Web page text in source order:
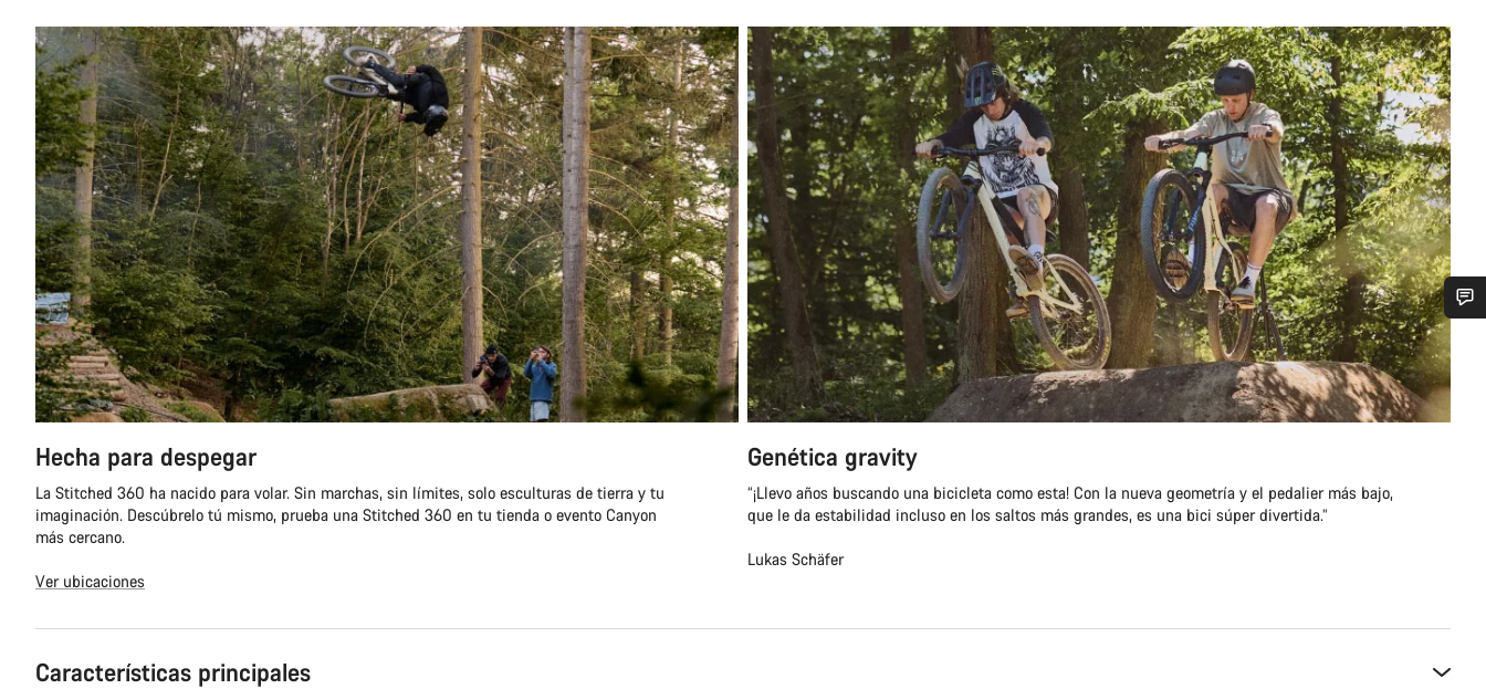
Hecha para despegar
La Stitched 360 ha nacido para volar. Sin marchas, sin límites, solo esculturas de tierra y tu
imaginación. Descúbrelo tú mismo, prueba una Stitched 360 en tu tienda o evento Canyon
más cercano.
Ver ubicaciones
Genética gravity
“¡Llevo años buscando una bicicleta como esta! Con la nueva geometría y el pedalier más bajo,
que le da estabilidad incluso en los saltos más grandes, es una bici súper divertida.”
Lukas Schäfer
Características principales
¿Necesitas ayuda?
Nuestros expertos estarán encantados de responder a tus preguntas.
Cerrar